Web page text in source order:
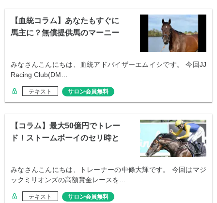
【血統コラム】あなたもすぐに
馬主に？無償提供馬のマーニー
みなさんこんにちは、血統アドバイザーエムイシです。 今回JJ
Racing Club(DM…
テキスト サロン会員無料
【コラム】最大50億円でトレー
ド！ストームボーイのセリ時と
みなさんこんにちは、トレーナーの中條大輝です。 今回はマジ
ックミリオンズの高額賞金レースを…
テキスト サロン会員無料